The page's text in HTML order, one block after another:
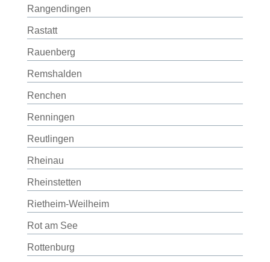
Rangendingen
Rastatt
Rauenberg
Remshalden
Renchen
Renningen
Reutlingen
Rheinau
Rheinstetten
Rietheim-Weilheim
Rot am See
Rottenburg